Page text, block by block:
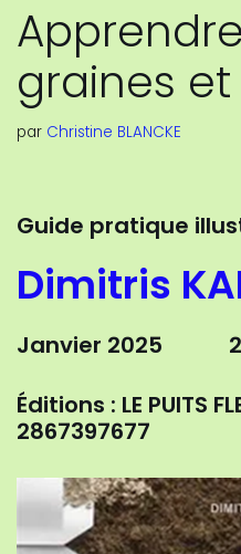
graines
par Christine BLANCKE
Guide pratique
Dimitris
Janvier 2025
Éditions : LE PUITS
2867397677